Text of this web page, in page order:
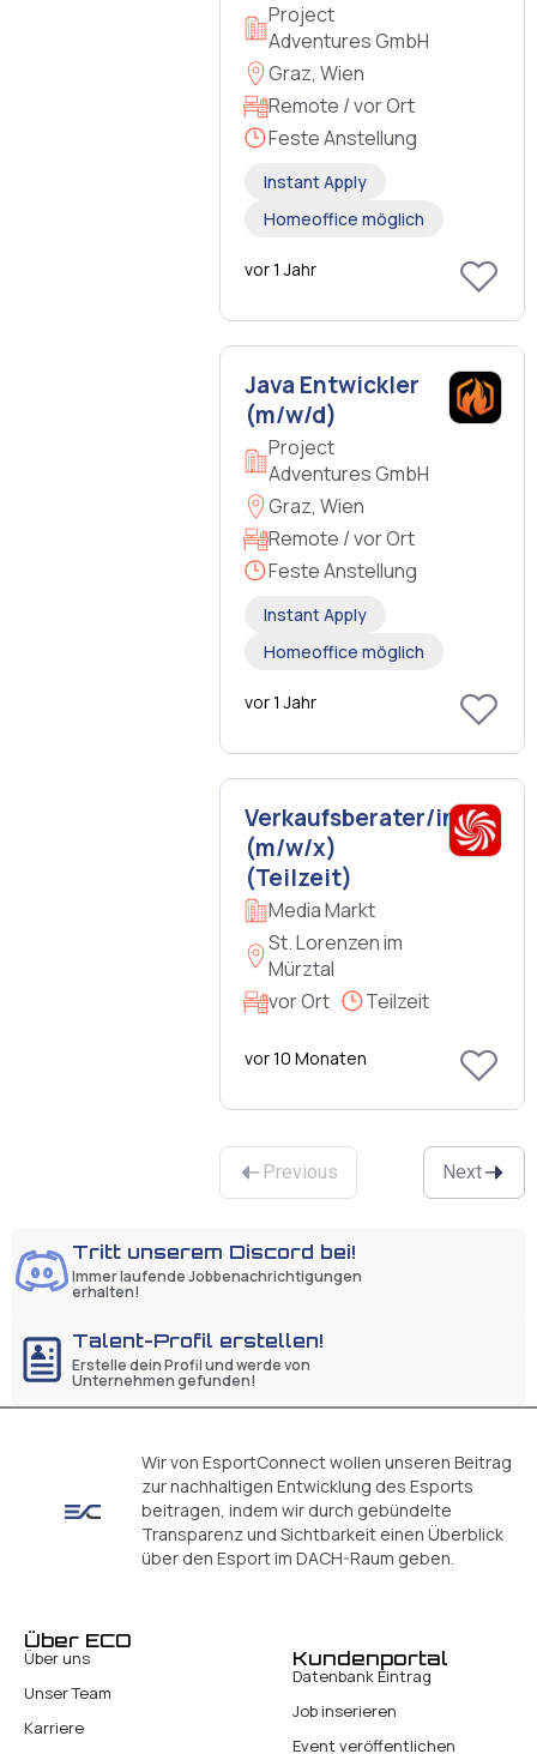
Tritt unserem Discord bei!
Immer laufende Jobbenachrichtigungen
erhalten!
Talent-Profil erstellen!
Erstelle dein Profil und werde von
Unternehmen gefunden!
Project
Adventures GmbH
Graz, Wien
Remote / vor Ort
Feste Anstellung
Instant Apply
Homeoffice möglich
vor 1 Jahr
Java Entwickler
(m/w/d)
Project
Adventures GmbH
Graz, Wien
Remote / vor Ort
Feste Anstellung
Instant Apply
Homeoffice möglich
vor 1 Jahr
Verkaufsberater/in
(m/w/x)
(Teilzeit)
Media Markt
St. Lorenzen im
Mürztal
vor Ort
Teilzeit
vor 10 Monaten
Previous Next
Wir von EsportConnect wollen unseren Beitrag
zur nachhaltigen Entwicklung des Esports
beitragen, indem wir durch gebündelte
Transparenz und Sichtbarkeit einen Überblick
über den Esport im DACH-Raum geben.
Über ECO
Über uns
Unser Team
Karriere
Kundenportal
Datenbank Eintrag
Job inserieren
Event veröffentlichen